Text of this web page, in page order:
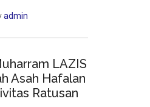
admin
LAZIS
Asah Hafalan
Ratusan